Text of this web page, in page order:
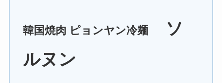
韓国焼肉 ピョンヤン冷麺
ソ
ルヌン